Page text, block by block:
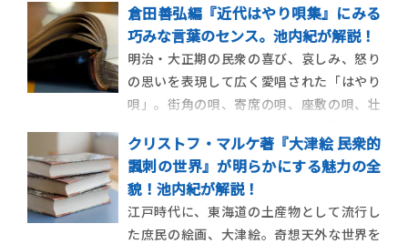
んなことだったのか。池内紀が解説しま
す。 【ポスト・ブック・レビュー この人
に訊け！】 池内 紀【ドイツ文学者・エッセ
イスト】 花森安治の従軍手 […]
倉田善弘編『近代はやり唄集』にみる
巧みな言葉のセンス。池内紀が解説！
明治・大正期の民衆の喜び、哀しみ、怒り
の思いを表現して広く愛唱された「はやり
唄」。街角の唄、寄席の唄、座敷の唄、壮
場の唄、映画の唄の8テーマに分類、127曲
を精選して、注解を加えた1冊を、池内紀が
解説します。 【ポスト・ブック・レビュ
ー この人に訊け！】 池内 […]
クリストフ・マルケ著『大津絵 民衆的
諷刺の世界』が明らかにする魅力の全
貌！池内紀が解説！
江戸時代に、東海道の土産物として流行し
た庶民の絵画、大津絵。奇想天外な世界を